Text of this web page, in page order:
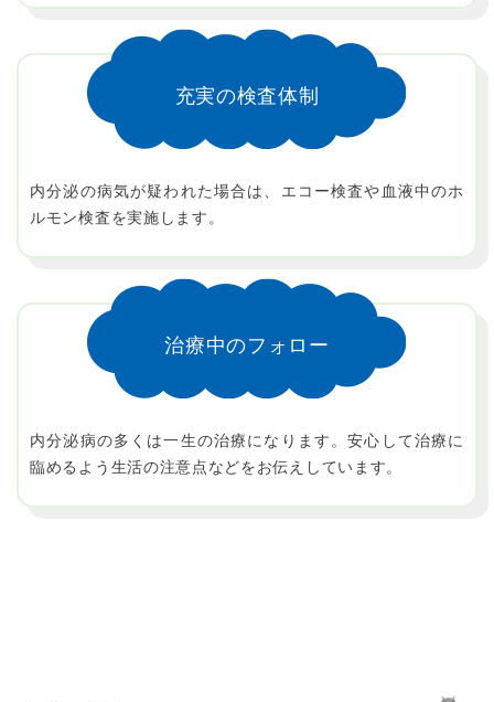
充実の検査体制
内分泌の病気が疑われた場合は、エコー検査や血液中のホ
ルモン検査を実施します。
治療中のフォロー
内分泌病の多くは一生の治療になります。安心して治療に
臨めるよう生活の注意点などをお伝えしています。